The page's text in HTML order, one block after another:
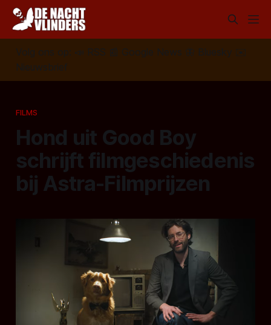
Volg ons op: 📣 RSS 📰 Google News 🦋 Bluesky
✉️
Nieuwsbrief
FILMS
Hond uit Good Boy
schrijft filmgeschiedenis
bij Astra-Filmprijzen